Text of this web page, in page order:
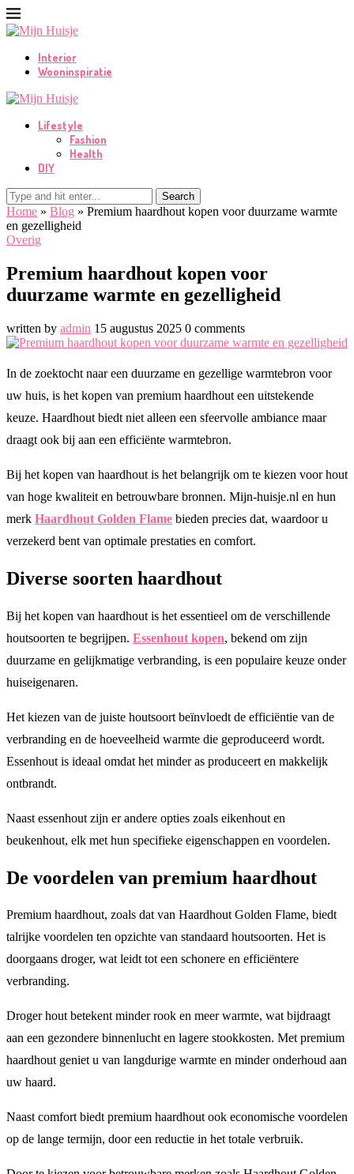
Interior
Wooninspiratie
Lifestyle
Fashion
Health
DIY
Search
Home » Blog » Premium haardhout kopen voor duurzame warmte
en gezelligheid
Overig
Premium haardhout kopen voor
duurzame warmte en gezelligheid
written by admin 15 augustus 2025 0 comments
In de zoektocht naar een duurzame en gezellige warmtebron voor
uw huis, is het kopen van premium haardhout een uitstekende
keuze. Haardhout biedt niet alleen een sfeervolle ambiance maar
draagt ook bij aan een efficiënte warmtebron.
Bij het kopen van haardhout is het belangrijk om te kiezen voor hout
van hoge kwaliteit en betrouwbare bronnen. Mijn-huisje.nl en hun
merk Haardhout Golden Flame bieden precies dat, waardoor u
verzekerd bent van optimale prestaties en comfort.
Diverse soorten haardhout
Bij het kopen van haardhout is het essentieel om de verschillende
houtsoorten te begrijpen. Essenhout kopen, bekend om zijn
duurzame en gelijkmatige verbranding, is een populaire keuze onder
huiseigenaren.
Het kiezen van de juiste houtsoort beïnvloedt de efficiëntie van de
verbranding en de hoeveelheid warmte die geproduceerd wordt.
Essenhout is ideaal omdat het minder as produceert en makkelijk
ontbrandt.
Naast essenhout zijn er andere opties zoals eikenhout en
beukenhout, elk met hun specifieke eigenschappen en voordelen.
De voordelen van premium haardhout
Premium haardhout, zoals dat van Haardhout Golden Flame, biedt
talrijke voordelen ten opzichte van standaard houtsoorten. Het is
doorgaans droger, wat leidt tot een schonere en efficiëntere
verbranding.
Droger hout betekent minder rook en meer warmte, wat bijdraagt
aan een gezondere binnenlucht en lagere stookkosten. Met premium
haardhout geniet u van langdurige warmte en minder onderhoud aan
uw haard.
Naast comfort biedt premium haardhout ook economische voordelen
op de lange termijn, door een reductie in het totale verbruik.